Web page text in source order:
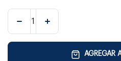
AGREGAR